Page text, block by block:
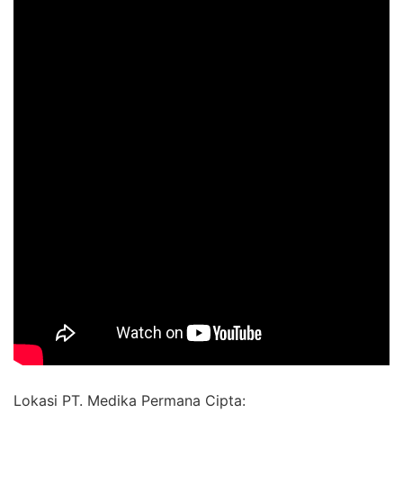
Lokasi PT. Medika Permana Cipta: